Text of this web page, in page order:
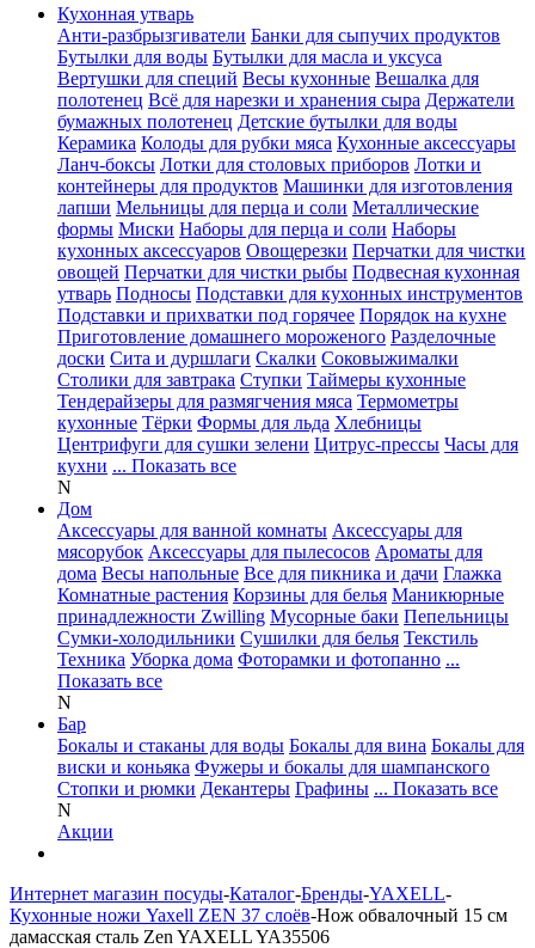
Кухонная утварь
Анти-разбрызгиватели Банки для сыпучих продуктов
Бутылки для воды Бутылки для масла и уксуса
Вертушки для специй Весы кухонные Вешалка для
полотенец Всё для нарезки и хранения сыра Держатели
бумажных полотенец Детские бутылки для воды
Керамика Колоды для рубки мяса Кухонные аксессуары
Ланч-боксы Лотки для столовых приборов Лотки и
контейнеры для продуктов Машинки для изготовления
лапши Мельницы для перца и соли Металлические
формы Миски Наборы для перца и соли Наборы
кухонных аксессуаров Овощерезки Перчатки для чистки
овощей Перчатки для чистки рыбы Подвесная кухонная
утварь Подносы Подставки для кухонных инструментов
Подставки и прихватки под горячее Порядок на кухне
Приготовление домашнего мороженого Разделочные
доски Сита и дуршлаги Скалки Соковыжималки
Столики для завтрака Ступки Таймеры кухонные
Тендерайзеры для размягчения мяса Термометры
кухонные Тёрки Формы для льда Хлебницы
Центрифуги для сушки зелени Цитрус-прессы Часы для
кухни ... Показать все
N
Дом
Аксессуары для ванной комнаты Аксессуары для
мясорубок Аксессуары для пылесосов Ароматы для
дома Весы напольные Все для пикника и дачи Глажка
Комнатные растения Корзины для белья Маникюрные
принадлежности Zwilling Мусорные баки Пепельницы
Сумки-холодильники Сушилки для белья Текстиль
Техника Уборка дома Фоторамки и фотопанно ...
Показать все
N
Бар
Бокалы и стаканы для воды Бокалы для вина Бокалы для
виски и коньяка Фужеры и бокалы для шампанского
Стопки и рюмки Декантеры Графины ... Показать все
N
Акции
Интернет магазин посуды-Каталог-Бренды-YAXELL-
Кухонные ножи Yaxell ZEN 37 слоёв-Нож обвалочный 15 см
дамасская сталь Zen YAXELL YA35506